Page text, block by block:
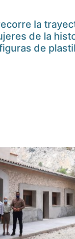
la
de la
de